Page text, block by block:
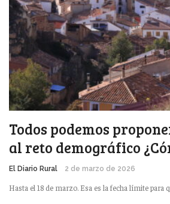
Todos podemos
al reto demográfico
El Diario Rural 2 de marzo de 2026
Hasta el 18 de marzo. Esa es la fecha límite para